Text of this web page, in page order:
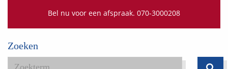
Bel nu voor een afspraak. 070-3000208
Zoeken